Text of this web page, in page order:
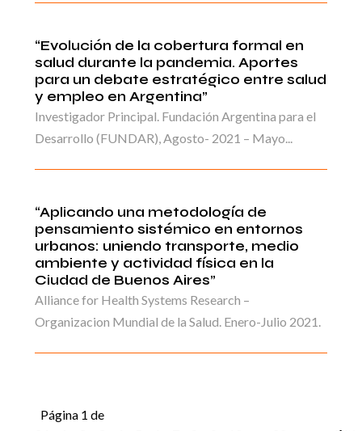
“Evolución de la cobertura formal en
salud durante la pandemia. Aportes
para un debate estratégico entre salud
y empleo en Argentina”
Investigador Principal. Fundación Argentina para el
Desarrollo (FUNDAR), Agosto- 2021 – Mayo...
“Aplicando una metodología de
pensamiento sistémico en entornos
urbanos: uniendo transporte, medio
ambiente y actividad física en la
Ciudad de Buenos Aires”
Alliance for Health Systems Research –
Organizacion Mundial de la Salud. Enero-Julio 2021.
Página 1 de